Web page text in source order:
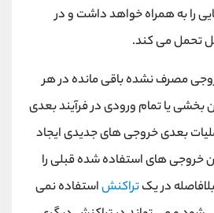
را به همراه خواهد داشت و در
تحمل می کند.
مصرف نشده باقی مانده در هر
بخشی یا تمام ورودی در فرآیند بعدی
بعدی خروجی های جدیدی ایجاد
خروجی های استفاده شده قبلی را
در یکتراکنشاستفاده نمی